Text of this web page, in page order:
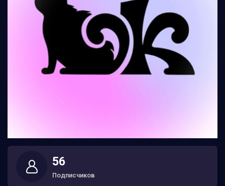
56
Подписчиков